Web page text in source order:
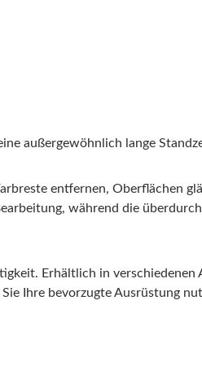
außergewöhnlich lange
entfernen, Oberflächen
während die
Erhältlich in verschiedenen
Ihre bevorzugte Ausrüstung